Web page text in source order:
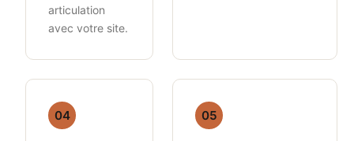
articulation
avec votre site.
04 05